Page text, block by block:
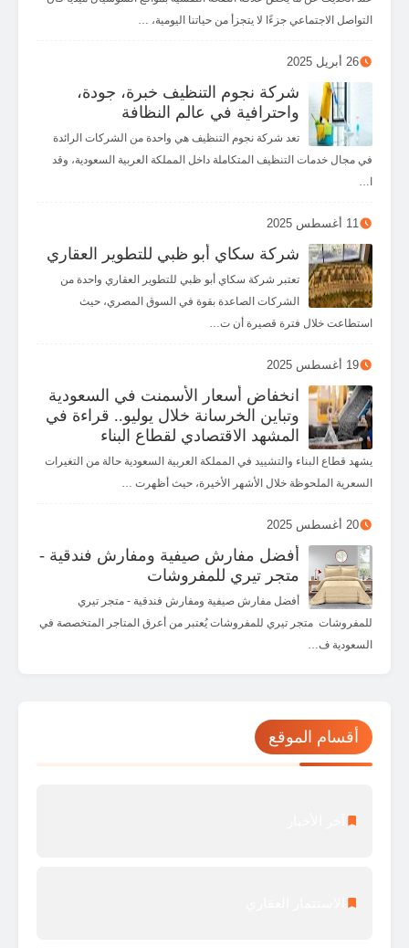
التواصل الاجتماعي جزءًا لا يتجزأ من حياتنا اليومية، …
26 أبريل 2025
شركة نجوم التنظيف خبرة، جودة،
واحترافية في عالم النظافة
تعد شركة نجوم التنظيف هي واحدة من الشركات الرائدة
في مجال خدمات التنظيف المتكاملة داخل المملكة العربية السعودية، وقد
ا…
11 أغسطس 2025
شركة سكاي أبو ظبي للتطوير العقاري
تعتبر شركة سكاي أبو ظبي للتطوير العقاري واحدة من
الشركات الصاعدة بقوة في السوق المصري، حيث
استطاعت خلال فترة قصيرة أن ت…
19 أغسطس 2025
انخفاض أسعار الأسمنت في السعودية
وتباين الخرسانة خلال يوليو.. قراءة في
المشهد الاقتصادي لقطاع البناء
يشهد قطاع البناء والتشييد في المملكة العربية السعودية حالة من التغيرات
السعرية الملحوظة خلال الأشهر الأخيرة، حيث أظهرت …
20 أغسطس 2025
أفضل مفارش صيفية ومفارش فندقية -
متجر تيري للمفروشات
أفضل مفارش صيفية ومفارش فندقية - متجر تيري
للمفروشات متجر تيري للمفروشات يُعتبر من أعرق المتاجر المتخصصة في
السعودية ف…
أقسام الموقع